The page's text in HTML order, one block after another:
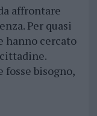
affrontare
Per quasi
hanno cercato
fosse bisogno,